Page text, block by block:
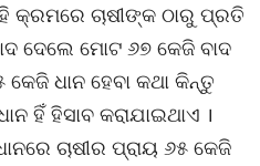
କ୍ରମରେ ଚାଷୀଙ୍କ ଠାରୁ ପ୍ରତି
ଦେଲେ ମୋଟ ୬୭ କେଜି ବାଦ
ଧାନ ହେବା କଥା କିନ୍ତୁ
ହିଁ ହିସାବ କରାଯାଇଥାଏ ।
ଚାଷୀର ପ୍ରାୟ ୬୫ କେଜି